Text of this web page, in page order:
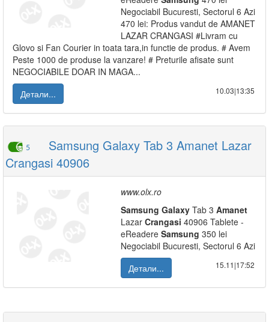
Negociabil Bucuresti, Sectorul 6 Azi
470 lei: Produs vandut de AMANET
LAZAR CRANGASI #Livram cu
Glovo si Fan Courier in toata tara,in functie de produs. # Avem
Peste 1000 de produse la vanzare! # Preturile afisate sunt
NEGOCIABILE DOAR IN MAGA...
Детали...
10.03|13:35
5
Samsung Galaxy Tab 3 Amanet Lazar
Crangasi 40906
www.olx.ro
Samsung Galaxy Tab 3 Amanet
Lazar Crangasi 40906 Tablete -
eReadere Samsung 350 lei
Negociabil Bucuresti, Sectorul 6 Azi
Детали...
15.11|17:52